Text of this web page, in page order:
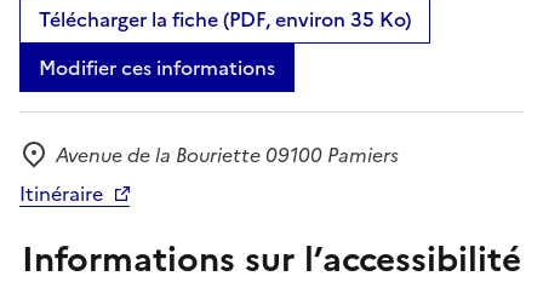
Télécharger la fiche (PDF, environ 35 Ko)
Modifier ces informations
Adresse
Avenue de la Bouriette 09100 Pamiers
Itinéraire
Informations sur l’accessibilité